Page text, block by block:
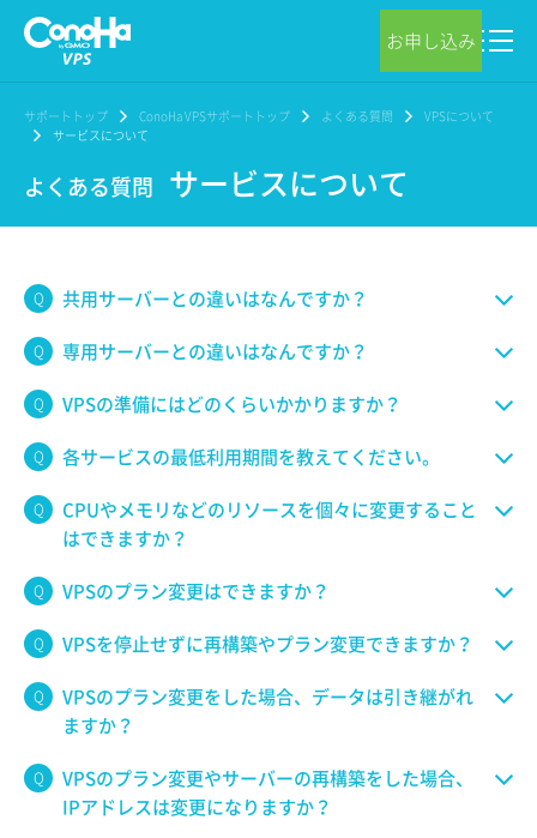
お申し込み
サポートトップ ConoHa VPSサポートトップ よくある質問
VPSについて
サービスについて
よくある質問 サービスについて
共用サーバーとの違いはなんですか？
専用サーバーとの違いはなんですか？
VPSの準備にはどのくらいかかりますか？
各サービスの最低利用期間を教えてください。
CPUやメモリなどのリソースを個々に変更すること
はできますか？
VPSのプラン変更はできますか？
VPSを停止せずに再構築やプラン変更できますか？
VPSのプラン変更をした場合、データは引き継がれ
ますか？
VPSのプラン変更やサーバーの再構築をした場合、
IPアドレスは変更になりますか？